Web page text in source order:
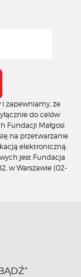
zapewniamy, że
do celów
Fundacji Małgosi
na przetwarzanie
elektroniczną.
jest Fundacja
w Warszawie (02-